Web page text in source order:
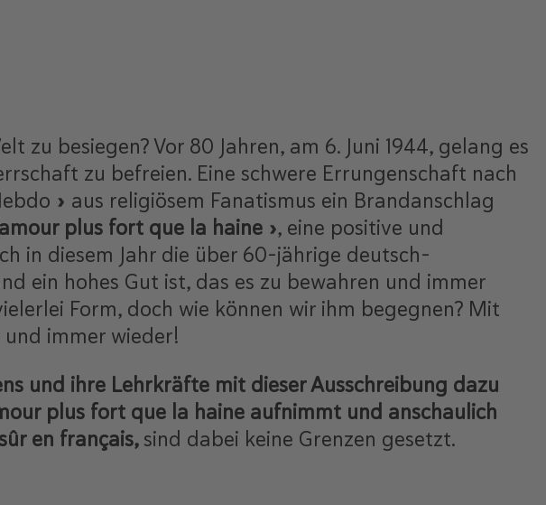
zu besiegen? Vor 80 Jahren, am 6. Juni 1944, gelang es
zu befreien. Eine schwere Errungenschaft nach
» aus religiösem Fanatismus ein Brandanschlag
plus fort que la haine », eine positive und
in diesem Jahr die über 60-jährige deutsch-
ein hohes Gut ist, das es zu bewahren und immer
Form, doch wie können wir ihm begegnen? Mit
immer wieder!
und ihre Lehrkräfte mit dieser Ausschreibung dazu
plus fort que la haine aufnimmt und anschaulich
en français, sind dabei keine Grenzen gesetzt.